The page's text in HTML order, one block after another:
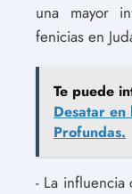
una mayor
fenicias en
Te puede
Desatar en
Profundas.
- La influencia